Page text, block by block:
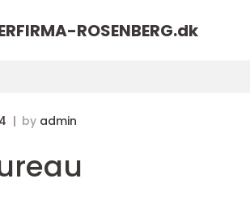
ROSENBERG.dk
by admin